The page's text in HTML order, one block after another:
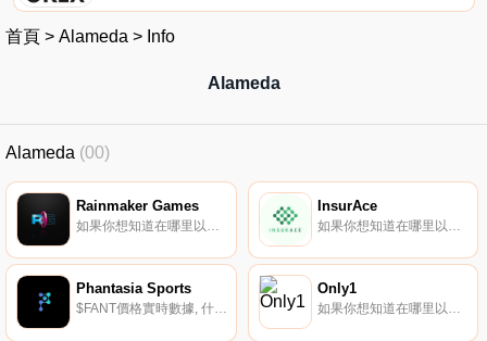
首頁 > Alameda > Info
Alameda
Alameda (00)
Rainmaker Games InsurAce
Phantasia Sports
$FANT價格實時數據, 什么是Phantasia Sports？Phantasia是第一個利用區塊鏈技術為夢幻體育玩家帶來區塊鏈好處的夢幻體育平臺。通過Phantasia；在Play to Earn模型中,用戶可以通過贏得比賽和完成游戲內任務來賺取$FANT代幣.
Only1
如果你想知道在哪里以當前價格購買Only1,目前交易{Only1]股票的頂級加密貨幣交易所是KuCoin、Gate.io、HuoLIKE、MEXC和BKEX。您可以在我們的加密貨幣交易所頁面上找到其他列表.